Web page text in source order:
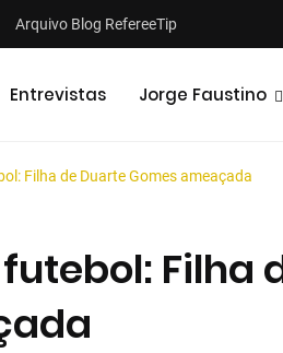
Arquivo Blog RefereeTip
Entrevistas Jorge Faustino
Filha de Duarte Gomes ameaçada
Filha